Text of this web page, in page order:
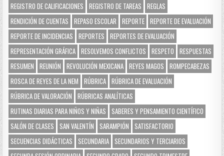
REGISTRO DE CALIFICACIONES
REGISTRO DE TAREAS
REGLAS
RENDICIÓN DE CUENTAS
REPASO ESCOLAR REPORTE REPORTE DE EVALUACIÓN
REPORTE DE INCIDENCIAS
REPORTES
REPORTES DE EVALUACIÓN
REPRESENTACIÓN GRÁFICA RESOLVEMOS CONFLICTOS RESPETO
RESPUESTAS
RESUMEN
REUNIÓN REVOLUCIÓN MEXICANA REYES MAGOS
ROMPECABEZAS
ROSCA DE REYES DE LA NEM
RÚBRICA RÚBRICA DE EVALUACIÓN
RÚBRICA DE VALORACIÓN
RÚBRICAS ANALÍTICAS
RUTINAS DIARIAS PARA NIÑOS Y NIÑAS
SABERES Y PENSAMIENTO CIENTÍFICO
SALÓN DE CLASES
SAN VALENTÍN SARAMPIÓN
SATISFACTORIO
SECUENCIAS DIDÁCTICAS
SECUNDARIA SECUNDARIOS Y TERCIARIOS